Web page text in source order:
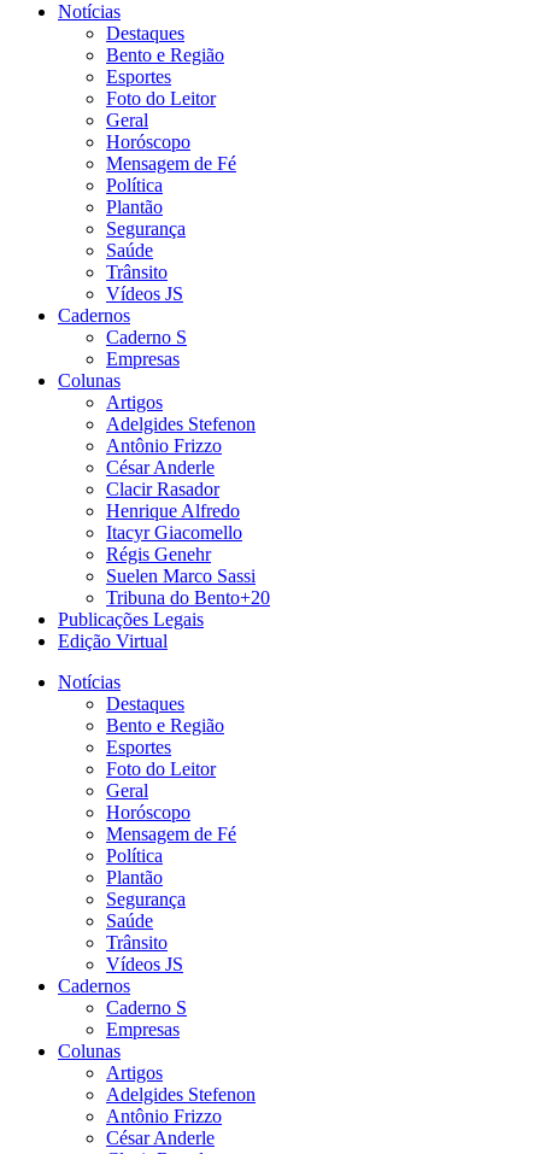
Notícias
Destaques
Bento e Região
Esportes
Foto do Leitor
Geral
Horóscopo
Mensagem de Fé
Política
Plantão
Segurança
Saúde
Trânsito
Vídeos JS
Cadernos
Caderno S
Empresas
Colunas
Artigos
Adelgides Stefenon
Antônio Frizzo
César Anderle
Clacir Rasador
Henrique Alfredo
Itacyr Giacomello
Régis Genehr
Suelen Marco Sassi
Tribuna do Bento+20
Publicações Legais
Edição Virtual
Notícias
Destaques
Bento e Região
Esportes
Foto do Leitor
Geral
Horóscopo
Mensagem de Fé
Política
Plantão
Segurança
Saúde
Trânsito
Vídeos JS
Cadernos
Caderno S
Empresas
Colunas
Artigos
Adelgides Stefenon
Antônio Frizzo
César Anderle